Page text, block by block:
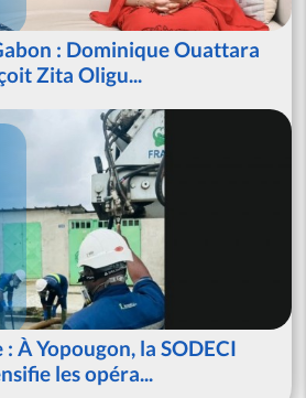
: Dominique Ouattara
Zita Oligu...
À Yopougon, la SODECI
les opéra...